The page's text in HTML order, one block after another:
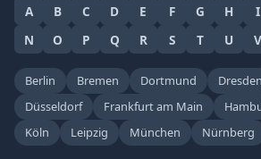
A B C D E F G H I
N
O P Q R S T U V
Berlin Bremen Dortmund Dresden
Düsseldorf
Frankfurt am Main
Köln
Leipzig München Nürnberg